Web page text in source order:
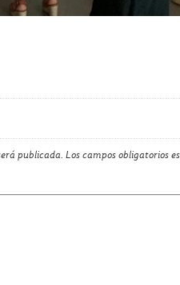
publicada. Los campos obligatorios